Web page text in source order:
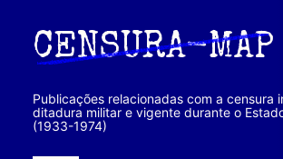
principal
CENSURA-MAP
Publicações relacionadas com a censura
ditadura militar e vigente durante o
(1933-1974)